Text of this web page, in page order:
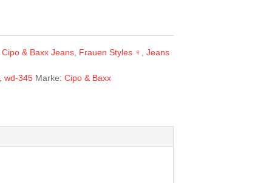
Cipo & Baxx Jeans, Frauen Styles ♀ Jeans
wd-345 Marke: Cipo & Baxx